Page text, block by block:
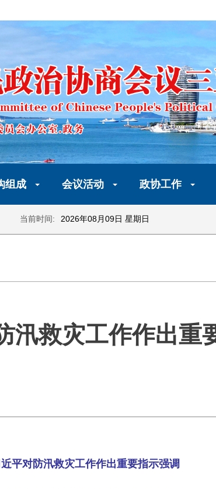
组成 会议活动 政协工作
当前时间: 2026年08月09日 星期日
汛救灾工作作出重
平对防汛救灾工作作出重要指示强调